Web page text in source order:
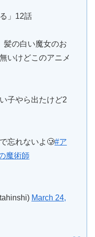
」12話
髪の白い魔女のお
いけどこのアニメ
子やら出たけど2
忘れないよ🥲#ア
魔術師
March 24,